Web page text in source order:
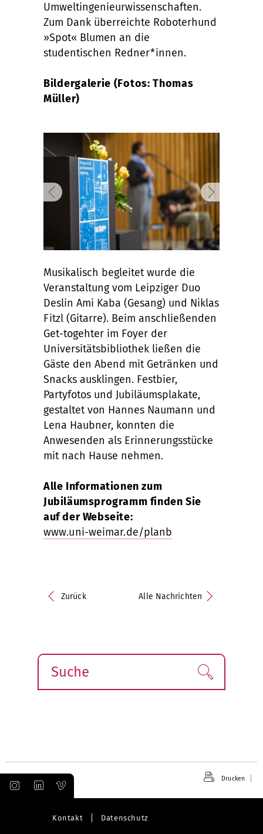
Umweltingenieurwissenschaften.
Zum Dank überreichte Roboterhund
»Spot« Blumen an die
studentischen Redner*innen.
Bildergalerie (Fotos: Thomas
Müller)
Musikalisch begleitet wurde die
Veranstaltung vom Leipziger Duo
Deslin Ami Kaba (Gesang) und Niklas
Fitzl (Gitarre). Beim anschließenden
Get-togehter im Foyer der
Universitätsbibliothek ließen die
Gäste den Abend mit Getränken und
Snacks ausklingen. Festbier,
Partyfotos und Jubiläumsplakate,
gestaltet von Hannes Naumann und
Lena Haubner, konnten die
Anwesenden als Erinnerungsstücke
mit nach Hause nehmen.
Alle Informationen zum
Jubiläumsprogramm finden Sie
auf der Webseite:
www.uni-weimar.de/planb
Zurück Alle Nachrichten
Suche Finden!
Drucken
Kontakt Datenschutz